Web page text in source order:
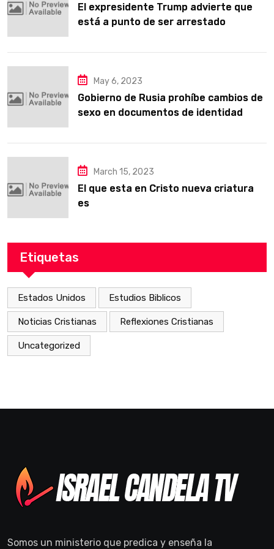
El expresidente Trump advierte que
está a punto de ser arrestado
May 6, 2023
Gobierno de Rusia prohíbe cambios de
sexo en documentos de identidad
tradicionales
March 15, 2023
El que esta en Cristo nueva criatura
es
Etiquetas
Estados Unidos Estudios Biblicos
Noticias Cristianas Reflexiones Cristianas
Uncategorized
Somos un ministerio que predica y enseña la